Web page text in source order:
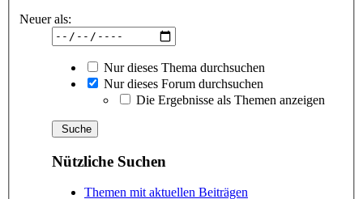
Neuer als:
Nur dieses Thema durchsuchen
Nur dieses Forum durchsuchen
Die Ergebnisse als Themen anzeigen
Nützliche Suchen
Themen mit aktuellen Beiträgen